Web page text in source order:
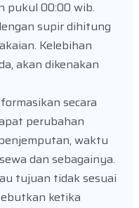
pukul 00:00 wib.
supir dihitung
Kelebihan
akan dikenakan
secara
perubahan
waktu
dan sebagainya.
tujuan tidak sesuai
ketika